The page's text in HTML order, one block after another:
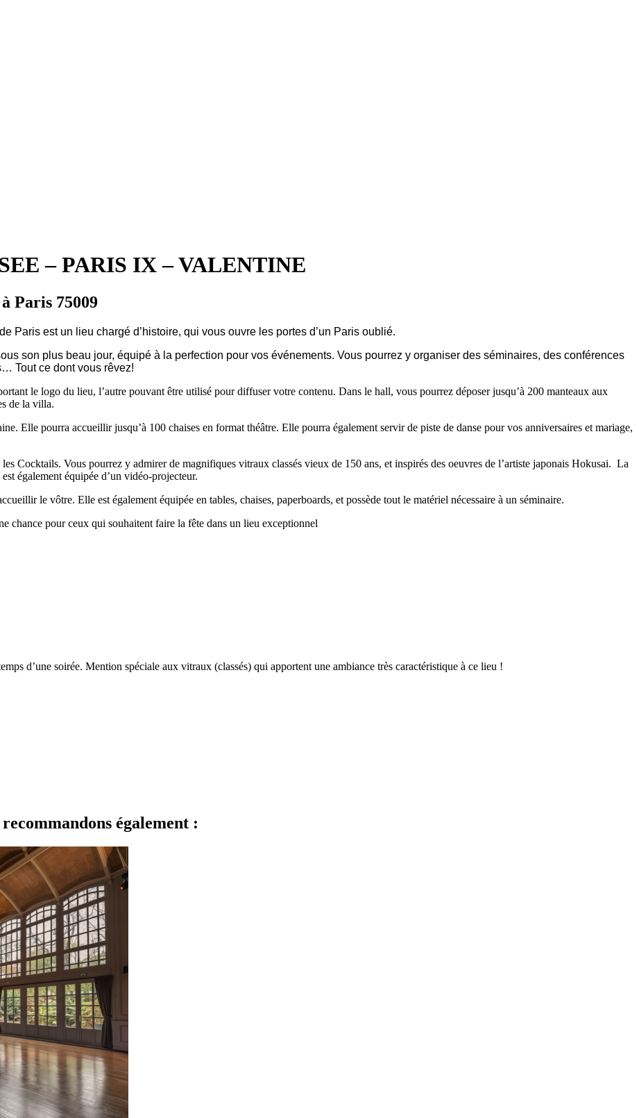
– PARIS IX – VALENTINE
Paris 75009
Paris est un lieu chargé d’histoire, qui vous ouvre les portes d’un Paris oublié.
son plus beau jour, équipé à la perfection pour vos événements. Vous pourrez y organiser des séminaires, des conférences
Tout ce dont vous rêvez!
le logo du lieu, l’autre pouvant être utilisé pour diffuser votre contenu. Dans le hall, vous pourrez déposer jusqu’à 200 manteaux aux
de la villa.
Elle pourra accueillir jusqu’à 100 chaises en format théâtre. Elle pourra également servir de piste de danse pour vos anniversaires et mariage,
Cocktails. Vous pourrez y admirer de magnifiques vitraux classés vieux de 150 ans, et inspirés des oeuvres de l’artiste japonais Hokusai. La
également équipée d’un vidéo-projecteur.
le vôtre. Elle est également équipée en tables, chaises, paperboards, et possède tout le matériel nécessaire à un séminaire.
chance pour ceux qui souhaitent faire la fête dans un lieu exceptionnel
d’une soirée. Mention spéciale aux vitraux (classés) qui apportent une ambiance très caractéristique à ce lieu !
également :